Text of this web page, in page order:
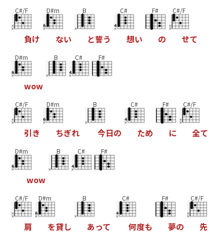
C#/F
負け
D#m
ない
B
と誓う
C#
想い
F#
の
C#/F
せて
D#m
wow
B C# F#
C#/F
引き
D#m
ちぎれ
B
今日の
C#
ため
F#
に
C#/F
全て
D#m
wow
B C# F#
C#/F
肩
D#m
を貸し
B
あって
C#
何度も
F#
夢の
C#/F
先